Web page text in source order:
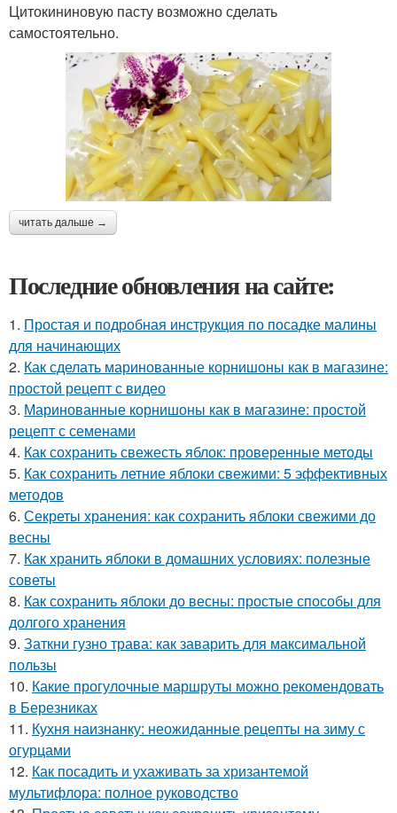
Цитокининовую пасту возможно сделать
самостоятельно.
читать дальше →
Последние обновления на сайте:
1. Простая и подробная инструкция по посадке малины
для начинающих
2. Как сделать маринованные корнишоны как в магазине:
простой рецепт с видео
3. Маринованные корнишоны как в магазине: простой
рецепт с семенами
4. Как сохранить свежесть яблок: проверенные методы
5. Как сохранить летние яблоки свежими: 5 эффективных
методов
6. Секреты хранения: как сохранить яблоки свежими до
весны
7. Как хранить яблоки в домашних условиях: полезные
советы
8. Как сохранить яблоки до весны: простые способы для
долгого хранения
9. Заткни гузно трава: как заварить для максимальной
пользы
10. Какие прогулочные маршруты можно рекомендовать
в Березниках
11. Кухня наизнанку: неожиданные рецепты на зиму с
огурцами
12. Как посадить и ухаживать за хризантемой
мультифлора: полное руководство